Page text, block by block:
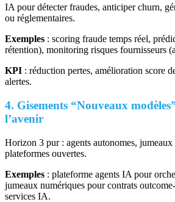
IA pour détecter fraudes, anticiper churn,
ou réglementaires.
Exemples : scoring fraude temps réel,
rétention), monitoring risques fournisseurs
KPI : réduction pertes, amélioration score
alertes.
4. Gisements “Nouveaux
l’avenir
Horizon 3 pur : agents autonomes, jumeaux
plateformes ouvertes.
Exemples : plateforme agents IA pour
jumeaux numériques pour contrats
services IA.